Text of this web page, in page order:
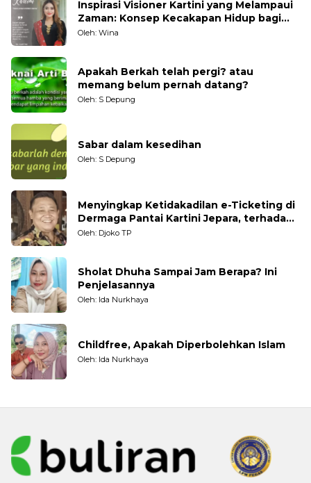
Inspirasi Visioner Kartini yang Melampaui
Zaman: Konsep Kecakapan Hidup bagi
Generasi Muda
Oleh: Wina
Apakah Berkah telah pergi? atau
memang belum pernah datang?
Oleh: S Depung
Sabar dalam kesedihan
Oleh: S Depung
Menyingkap Ketidakadilan e-Ticketing di
Dermaga Pantai Kartini Jepara, terhadap
Nelayan Tradisional
Oleh: Djoko TP
Sholat Dhuha Sampai Jam Berapa? Ini
Penjelasannya
Oleh: Ida Nurkhaya
Childfree, Apakah Diperbolehkan Islam
Oleh: Ida Nurkhaya